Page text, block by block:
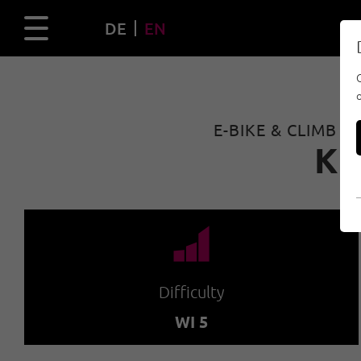
DE EN
E-BIKE & CLIMB -
🞽
Difficulty
WI 5